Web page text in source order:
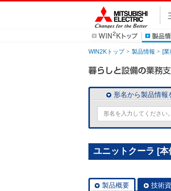
WIN2Kトップ 製品情報 [
形名から製品情報
ユニットクーラ [
製品概要 技術